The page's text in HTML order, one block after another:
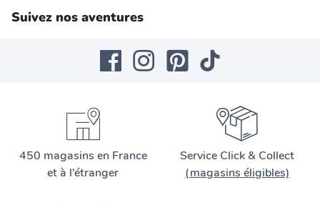
Suivez nos aventures
450 magasins en France
et à l’étranger
Service Click & Collect
(magasins éligibles)